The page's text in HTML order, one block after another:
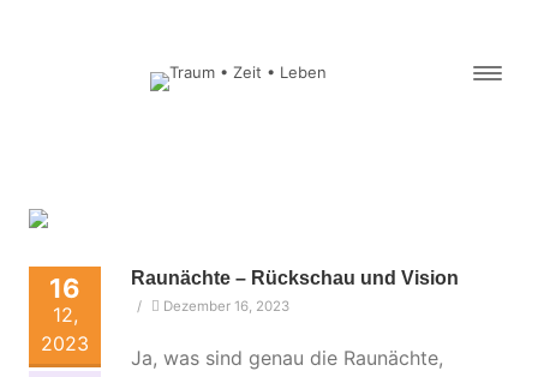
16
12,
2023
Raunächte – Rückschau und Vision
/ Dezember 16, 2023
Ja, was sind genau die Raunächte,